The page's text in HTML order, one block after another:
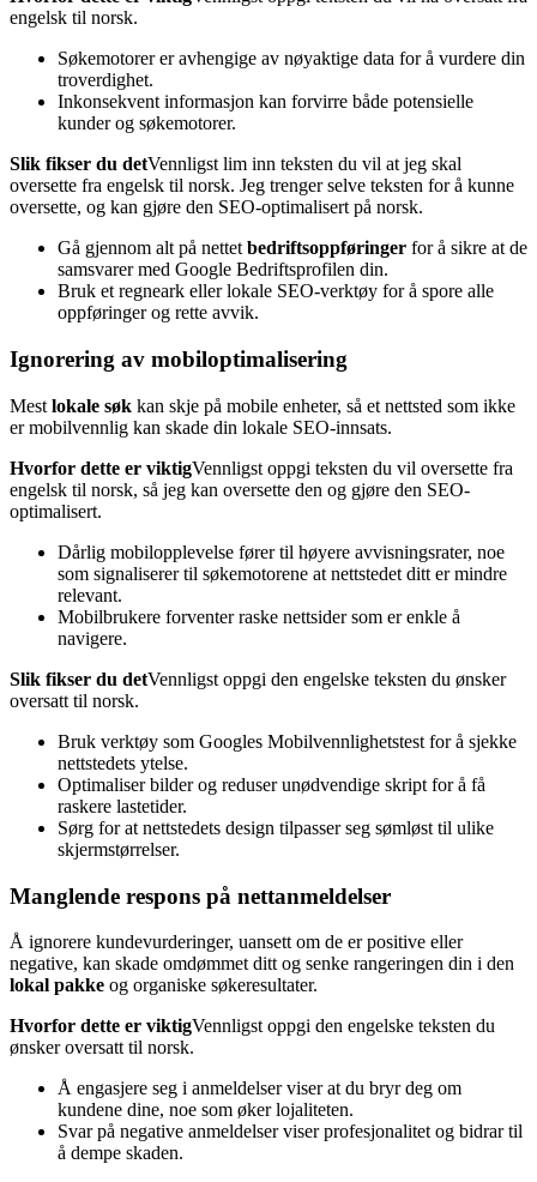
engelsk til norsk.
Søkemotorer er avhengige av nøyaktige data for å vurdere din
troverdighet.
Inkonsekvent informasjon kan forvirre både potensielle
kunder og søkemotorer.
Slik fikser du detVennligst lim inn teksten du vil at jeg skal
oversette fra engelsk til norsk. Jeg trenger selve teksten for å kunne
oversette, og kan gjøre den SEO-optimalisert på norsk.
Gå gjennom alt på nettetbedriftsoppføringer for å sikre at de
samsvarer med Google Bedriftsprofilen din.
Bruk et regneark eller lokale SEO-verktøy for å spore alle
oppføringer og rette avvik.
Ignorering av mobiloptimalisering
Mest lokale søk kan skje på mobile enheter, så et nettsted som ikke
er mobilvennlig kan skade din lokale SEO-innsats.
Hvorfor dette er viktigVennligst oppgi teksten du vil oversette fra
engelsk til norsk, så jeg kan oversette den og gjøre den SEO-
optimalisert.
Dårlig mobilopplevelse fører til høyere avvisningsrater, noe
som signaliserer til søkemotorene at nettstedet ditt er mindre
relevant.
Mobilbrukere forventer raske nettsider som er enkle å
navigere.
Slik fikser du detVennligst oppgi den engelske teksten du ønsker
oversatt til norsk.
Bruk verktøy som Googles Mobilvennlighetstest for å sjekke
nettstedets ytelse.
Optimaliser bilder og reduser unødvendige skript for å få
raskere lastetider.
Sørg for at nettstedets design tilpasser seg sømløst til ulike
skjermstørrelser.
Manglende respons på nettanmeldelser
Å ignorere kundevurderinger, uansett om de er positive eller
negative, kan skade omdømmet ditt og senke rangeringen din i den
lokal pakke og organiske søkeresultater.
Hvorfor dette er viktigVennligst oppgi den engelske teksten du
ønsker oversatt til norsk.
Å engasjere seg i anmeldelser viser at du bryr deg om
kundene dine, noe som øker lojaliteten.
Svar på negative anmeldelser viser profesjonalitet og bidrar til
å dempe skaden.